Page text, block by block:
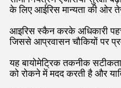
यह तकनीक न केवल लेन-देन को
दोहराया नहीं जा सकता है।
खरीदारी के अनुभव तेज और
बायोमेट्रिक प्रौद्योगिकी में एक